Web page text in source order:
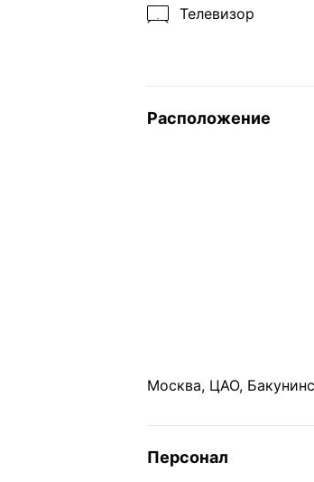
Телевизор
Расположение
Москва, ЦАО,
Персонал